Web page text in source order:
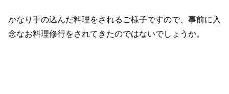
かなり手の込んだ料理をされるご様子ですので、事前に入
念なお料理修行をされてきたのではないでしょうか。